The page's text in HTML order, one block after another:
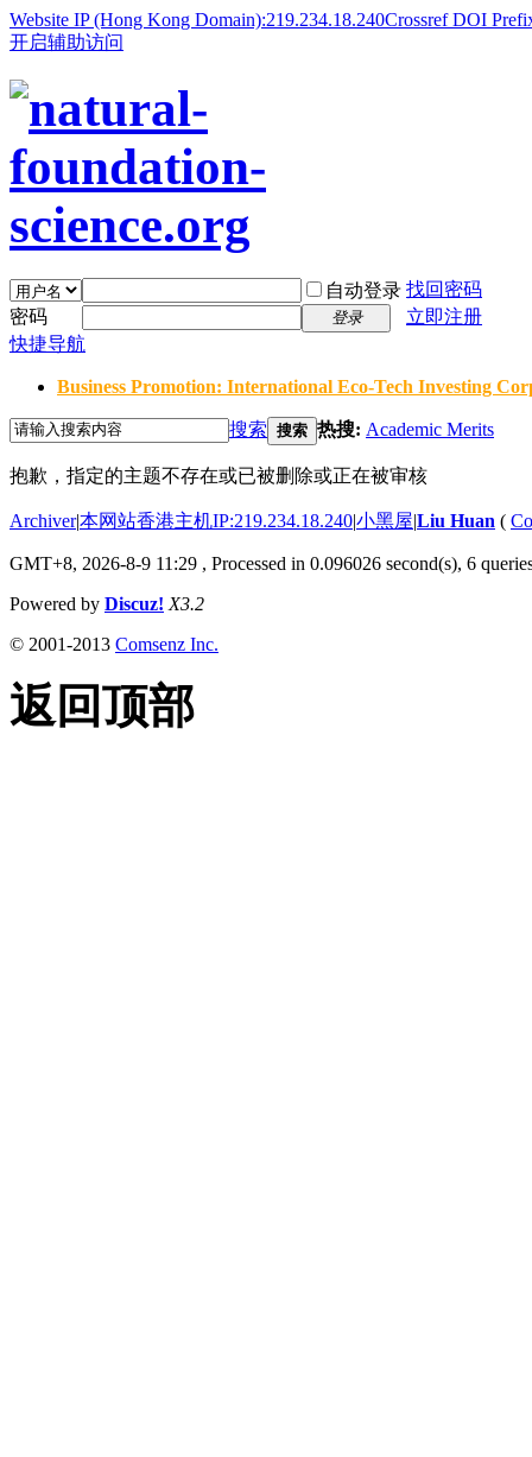
Website IP (Hong Kong Domain):219.234.18.240Crossref DOI
开启辅助访问
自动登录 找回密码
密码
登录
立即注册
快捷导航
Business Promotion: International Eco-Tech Investing
搜索 搜索 热搜: Academic Merits
抱歉，指定的主题不存在或已被删除或正在被审核
Archiver|本网站香港主机IP:219.234.18.240|小黑屋|Liu Huan (
GMT+8, 2026-8-9 11:29 , Processed in 0.096026 second(s), 6
Powered by Discuz! X3.2
© 2001-2013 Comsenz Inc.
返回顶部